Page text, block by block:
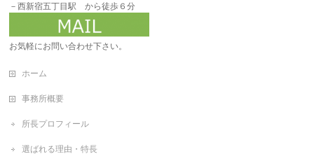
－西新宿五丁目駅 から徒歩６分
お気軽にお問い合わせ下さい。
ホーム
事務所概要
所長プロフィール
選ばれる理由・特長